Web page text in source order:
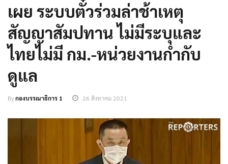
เผย ระบบตั๋วร่วมล่าช้าเหตุ
สัญญาสัมปทาน ไม่มีระบุและ
ไทยไม่มี กม.-หน่วยงานกำกับ
ดูแล
Byกองบรรณาธิการ 1 26 สิงหาคม 2021